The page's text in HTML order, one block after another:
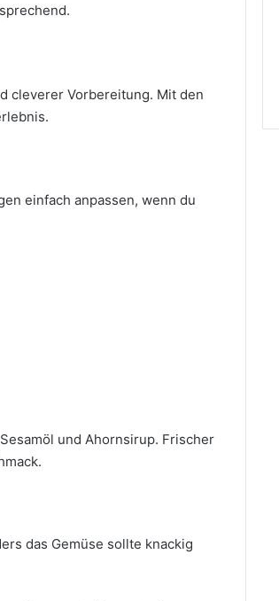
cleverer Vorbereitung. Mit den
einfach anpassen, wenn du
und Ahornsirup. Frischer
das Gemüse sollte knackig